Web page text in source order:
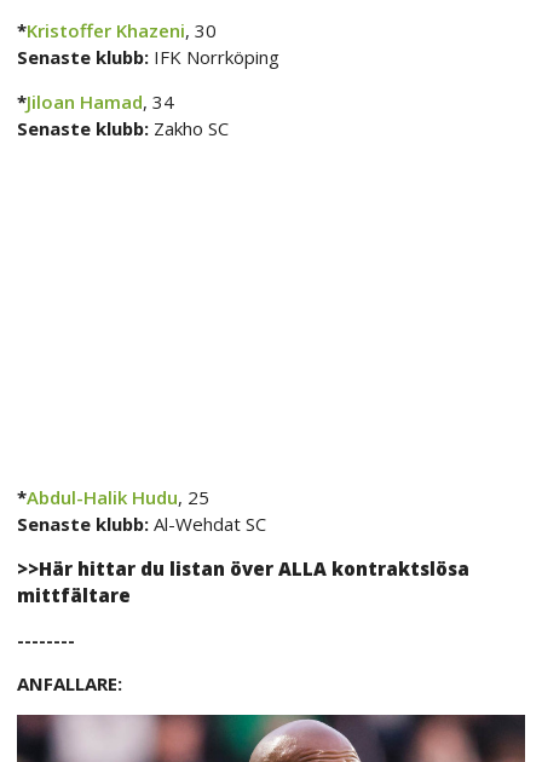
*Kristoffer Khazeni, 30
Senaste klubb: IFK Norrköping
*Jiloan Hamad, 34
Senaste klubb: Zakho SC
*Abdul-Halik Hudu, 25
Senaste klubb: Al-Wehdat SC
>>Här hittar du listan över ALLA kontraktslösa
mittfältare
--------
ANFALLARE: